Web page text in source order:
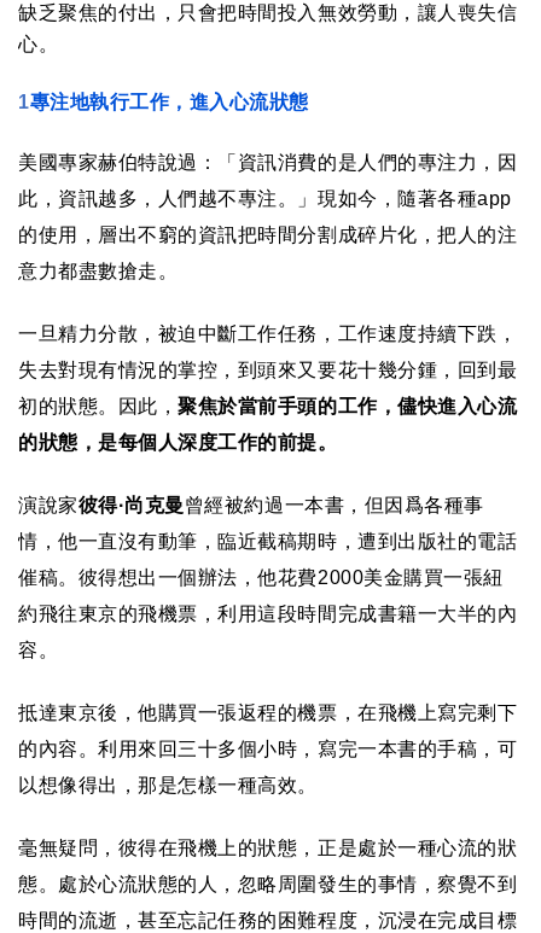
缺乏聚焦的付出，只會把時間投入無效勞動，讓人喪失信
心。
1專注地執行工作，進入心流狀態
美國專家赫伯特說過：「資訊消費的是人們的專注力，因
此，資訊越多，人們越不專注。」現如今，隨著各種app
的使用，層出不窮的資訊把時間分割成碎片化，把人的注
意力都盡數搶走。
一旦精力分散，被迫中斷工作任務，工作速度持續下跌，
失去對現有情況的掌控，到頭來又要花十幾分鍾，回到最
初的狀態。因此，聚焦於當前手頭的工作，儘快進入心流
的狀態，是每個人深度工作的前提。
演說家彼得·尚克曼曾經被約過一本書，但因爲各種事
情，他一直沒有動筆，臨近截稿期時，遭到出版社的電話
催稿。彼得想出一個辦法，他花費2000美金購買一張紐
約飛往東京的飛機票，利用這段時間完成書籍一大半的內
容。
抵達東京後，他購買一張返程的機票，在飛機上寫完剩下
的內容。利用來回三十多個小時，寫完一本書的手稿，可
以想像得出，那是怎樣一種高效。
毫無疑問，彼得在飛機上的狀態，正是處於一種心流的狀
態。處於心流狀態的人，忽略周圍發生的事情，察覺不到
時間的流逝，甚至忘記任務的困難程度，沉浸在完成目標